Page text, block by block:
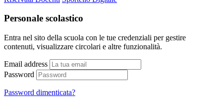
Personale scolastico
Entra nel sito della scuola con le tue credenziali per gestire
contenuti, visualizzare circolari e altre funzionalità.
Email address
Password
Password dimenticata?